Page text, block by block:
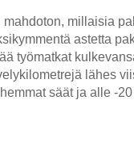
mahdoton, millaisia
astetta
työmatkat
lähes
säät ja alle -